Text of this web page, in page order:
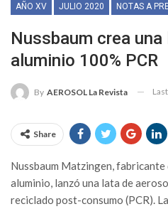
AÑO XV JULIO 2020 NOTAS A
Nussbaum crea
aluminio 100% PCR
By AEROSOL La Revista
Share
Nussbaum Matzingen,
aluminio, lanzó una lata de
reciclado post-consumo (PCR).